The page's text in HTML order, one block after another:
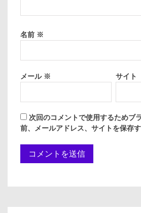
名前 ※
メール ※ サイト
次回のコメントで使用するためブ
前、メールアドレス、サイトを保存す